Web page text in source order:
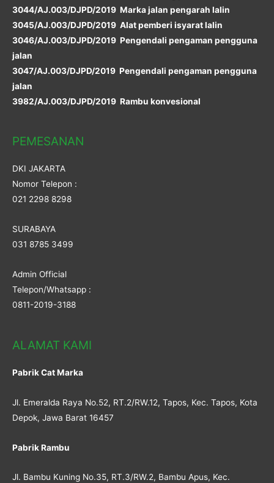
3044/AJ.003/DJPD/2019 Marka jalan pengarah lalin
3045/AJ.003/DJPD/2019 Alat pemberi isyarat lalin
3046/AJ.003/DJPD/2019 Pengendali pengaman pengguna
jalan
3047/AJ.003/DJPD/2019 Pengendali pengaman pengguna
jalan
3982/AJ.003/DJPD/2019 Rambu konvesional
PEMESANAN
DKI JAKARTA
Nomor Telepon :
021 2298 8298
SURABAYA
031 8785 3499
Admin Official
Telepon/Whatsapp :
0811-2019-3188
ALAMAT KAMI
Pabrik Cat Marka
Jl. Emeralda Raya No.52, RT.2/RW.12, Tapos, Kec. Tapos, Kota
Depok, Jawa Barat 16457
Pabrik Rambu
Jl. Bambu Kuning No.35, RT.3/RW.2, Bambu Apus, Kec.